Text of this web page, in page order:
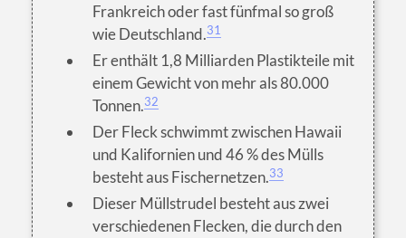
Frankreich oder fast fünfmal so groß
wie Deutschland.31
Er enthält 1,8 Milliarden Plastikteile mit
einem Gewicht von mehr als 80.000
Tonnen.32
Der Fleck schwimmt zwischen Hawaii
und Kalifornien und 46 % des Mülls
besteht aus Fischernetzen.33
Dieser Müllstrudel besteht aus zwei
verschiedenen Flecken, die durch den